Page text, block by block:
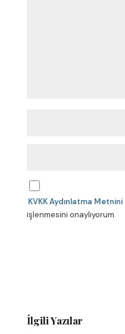
o
s
t
a
KVKK Aydınlatma Metnini
işlenmesini onaylıyorum.
İlgili Yazılar